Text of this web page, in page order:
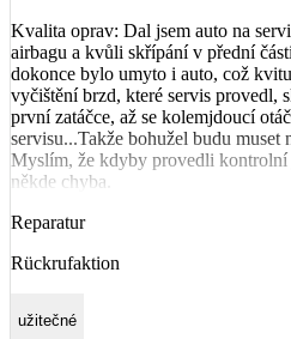
Kvalita oprav: Dal jsem auto na
airbagu a kvůli skřípání v přední
dokonce bylo umyto i auto, což
vyčištění brzd, které servis provedl,
první zatáčce, až se kolemjdoucí
servisu...Takže bohužel budu muset
Myslím, že kdyby provedli
někde chyba.
Reparatur
Rückrufaktion
užitečné